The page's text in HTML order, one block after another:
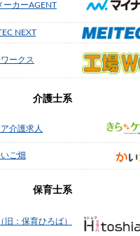
ーカーAGENT
NEXT
ークス
介護士系
介護求人
ご畑
保育士系
旧：保育ひろば）